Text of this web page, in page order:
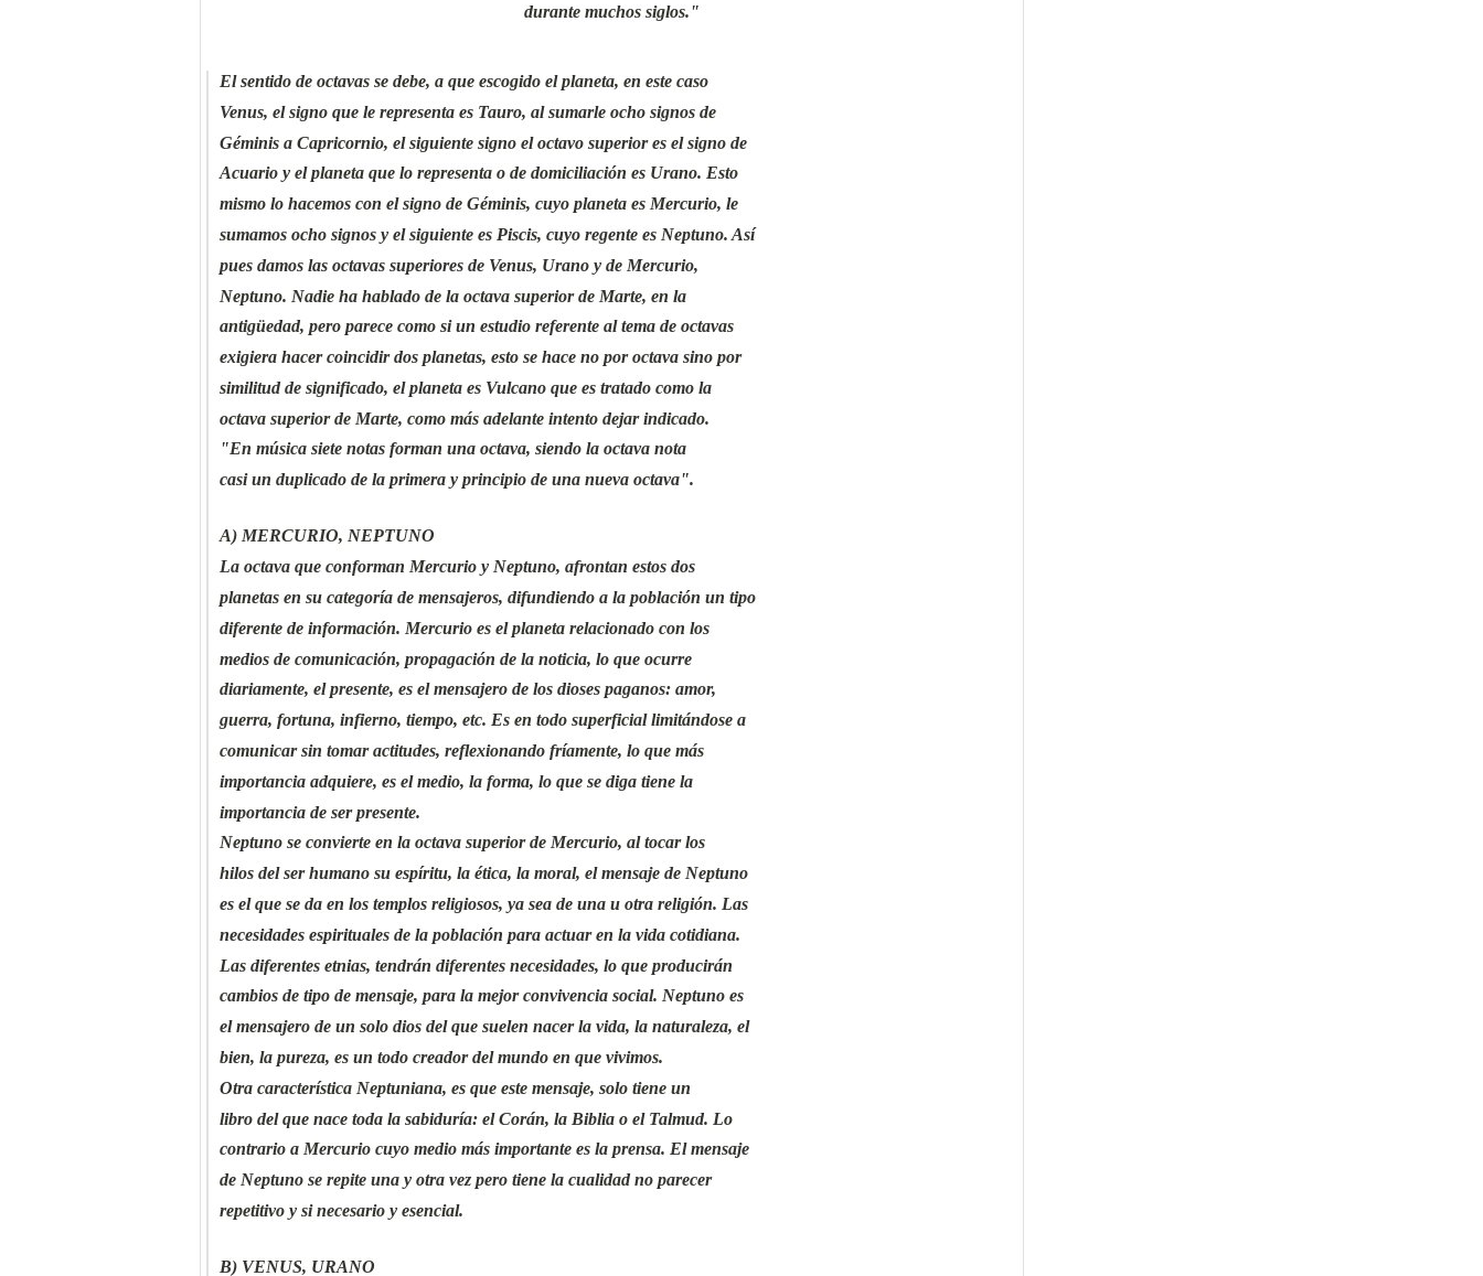
durante muchos siglos."
El sentido de octavas se debe, a que escogido el planeta, en este caso
Venus, el signo que le representa es Tauro, al sumarle ocho signos de
Géminis a Capricornio, el siguiente signo el octavo superior es el signo de
Acuario y el planeta que lo representa o de domiciliación es Urano. Esto
mismo lo hacemos con el signo de Géminis, cuyo planeta es Mercurio, le
sumamos ocho signos y el siguiente es Piscis, cuyo regente es Neptuno. Así
pues damos las octavas superiores de Venus, Urano y de Mercurio,
Neptuno. Nadie ha hablado de la octava superior de Marte, en la
antigüedad, pero parece como si un estudio referente al tema de octavas
exigiera hacer coincidir dos planetas, esto se hace no por octava sino por
similitud de significado, el planeta es Vulcano que es tratado como la
octava superior de Marte, como más adelante intento dejar indicado.
"En música siete notas forman una octava, siendo la octava nota
casi un duplicado de la primera y principio de una nueva octava".
A) MERCURIO, NEPTUNO
La octava que conforman Mercurio y Neptuno, afrontan estos dos
planetas en su categoría de mensajeros, difundiendo a la población un tipo
diferente de información. Mercurio es el planeta relacionado con los
medios de comunicación, propagación de la noticia, lo que ocurre
diariamente, el presente, es el mensajero de los dioses paganos: amor,
guerra, fortuna, infierno, tiempo, etc. Es en todo superficial limitándose a
comunicar sin tomar actitudes, reflexionando fríamente, lo que más
importancia adquiere, es el medio, la forma, lo que se diga tiene la
importancia de ser presente.
Neptuno se convierte en la octava superior de Mercurio, al tocar los
hilos del ser humano su espíritu, la ética, la moral, el mensaje de Neptuno
es el que se da en los templos religiosos, ya sea de una u otra religión. Las
necesidades espirituales de la población para actuar en la vida cotidiana.
Las diferentes etnias, tendrán diferentes necesidades, lo que producirán
cambios de tipo de mensaje, para la mejor convivencia social. Neptuno es
el mensajero de un solo dios del que suelen nacer la vida, la naturaleza, el
bien, la pureza, es un todo creador del mundo en que vivimos.
Otra característica Neptuniana, es que este mensaje, solo tiene un
libro del que nace toda la sabiduría: el Corán, la Biblia o el Talmud. Lo
contrario a Mercurio cuyo medio más importante es la prensa. El mensaje
de Neptuno se repite una y otra vez pero tiene la cualidad no parecer
repetitivo y si necesario y esencial.
B) VENUS, URANO